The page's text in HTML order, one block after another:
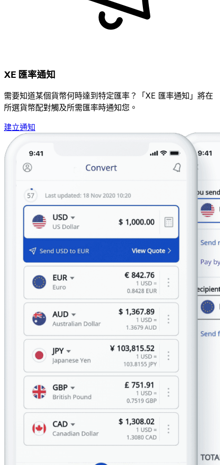
XE 匯率通知
需要知道某個貨幣何時達到特定匯率？「XE 匯率通知」將在
所選貨幣配對觸及所需匯率時通知您。
建立通知